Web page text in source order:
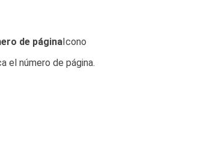
de páginaIcono
el número de página.